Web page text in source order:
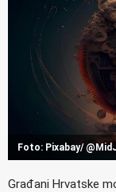
Foto: Pixabay/
Građani Hrvatske